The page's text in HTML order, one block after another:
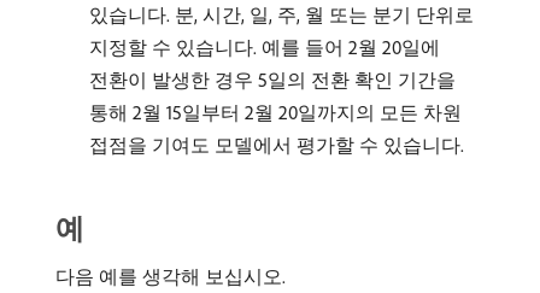
있습니다. 분, 시간, 일, 주, 월 또는 분기 단위로
지정할 수 있습니다. 예를 들어 2월 20일에
전환이 발생한 경우 5일의 전환 확인 기간을
통해 2월 15일부터 2월 20일까지의 모든 차원
접점을 기여도 모델에서 평가할 수 있습니다.
예
다음 예를 생각해 보십시오.